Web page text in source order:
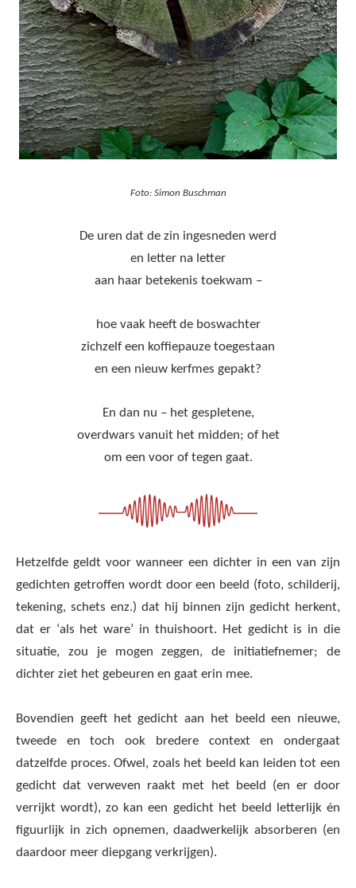
Foto: Simon Buschman
De uren dat de zin ingesneden werd
en letter na letter
aan haar betekenis toekwam –
hoe vaak heeft de boswachter
zichzelf een koffiepauze toegestaan
en een nieuw kerfmes gepakt?
En dan nu – het gespletene,
overdwars vanuit het midden; of het
om een voor of tegen gaat.
Hetzelfde geldt voor wanneer een dichter in een van zijn
gedichten getroffen wordt door een beeld (foto, schilderij,
tekening, schets enz.) dat hij binnen zijn gedicht herkent,
dat er ‘als het ware’ in thuishoort. Het gedicht is in die
situatie, zou je mogen zeggen, de initiatiefnemer; de
dichter ziet het gebeuren en gaat erin mee.
Bovendien geeft het gedicht aan het beeld een nieuwe,
tweede en toch ook bredere context en ondergaat
datzelfde proces. Ofwel, zoals het beeld kan leiden tot een
gedicht dat verweven raakt met het beeld (en er door
verrijkt wordt), zo kan een gedicht het beeld letterlijk én
figuurlijk in zich opnemen, daadwerkelijk absorberen (en
daardoor meer diepgang verkrijgen).